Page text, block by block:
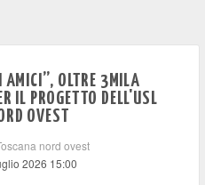
AMICI”, OLTRE 3MILA
IL PROGETTO DELL'USL
OVEST
nord ovest
2026 15:00